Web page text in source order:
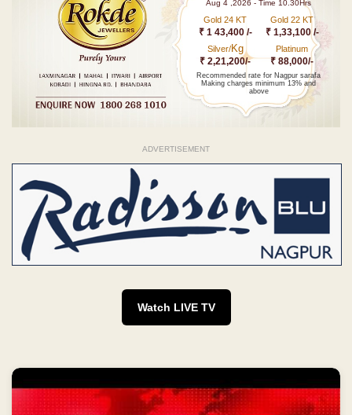
Aug 4 ,2026 - Time 10.30Hrs
Gold 24 KT
₹ 1 43,400 /-
Gold 22 KT
₹ 1,33,100 /-
Silver/Kg
₹ 2,21,200/-
Platinum
₹ 88,000/-
Recommended rate for Nagpur sarafa
Making charges minimum 13% and
above
ADVERTISEMENT
Watch LIVE TV